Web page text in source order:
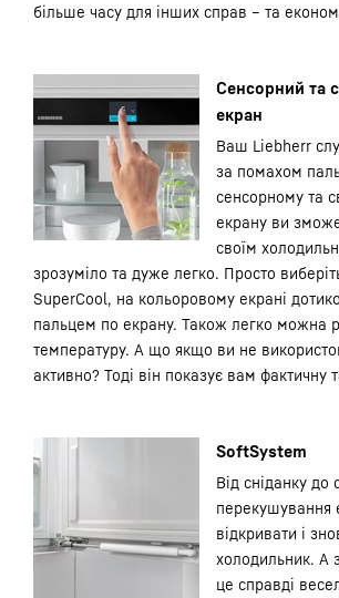
більше часу для інших справ – та
Сенсорний та
екран
Ваш Liebherr
за помахом
сенсорному та
екрану ви
своїм
зрозуміло та дуже легко. Просто
SuperCool, на кольоровому екрані
пальцем по екрану. Також легко можна
температуру. А що якщо ви не
активно? Тоді він показує вам фактичну
SoftSystem
Від сніданку до
перекушування
відкривати і
холодильник. А
це справді